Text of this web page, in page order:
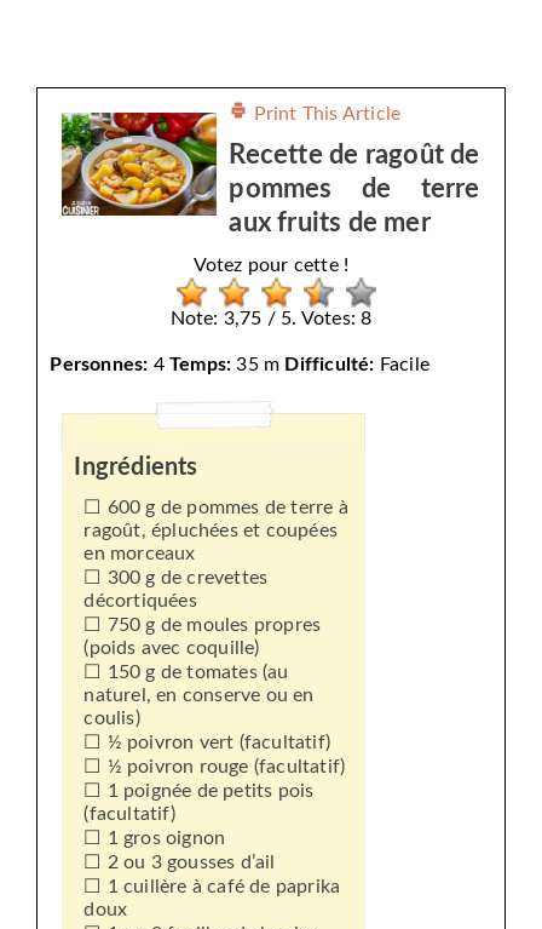
Print This Article
Recette de ragoût de
pommes de terre
aux fruits de mer
Votez pour cette !
Note: 3,75 / 5. Votes: 8
Personnes: 4 Temps: 35 m Difficulté: Facile
Ingrédients
600 g de pommes de terre à
ragoût, épluchées et coupées
en morceaux
300 g de crevettes
décortiquées
750 g de moules propres
(poids avec coquille)
150 g de tomates (au
naturel, en conserve ou en
coulis)
½ poivron vert (facultatif)
½ poivron rouge (facultatif)
1 poignée de petits pois
(facultatif)
1 gros oignon
2 ou 3 gousses d’ail
1 cuillère à café de paprika
doux